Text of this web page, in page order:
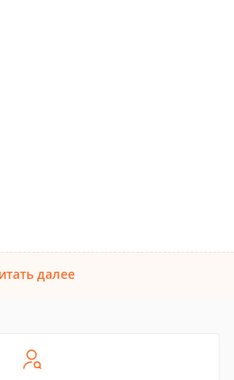
далее